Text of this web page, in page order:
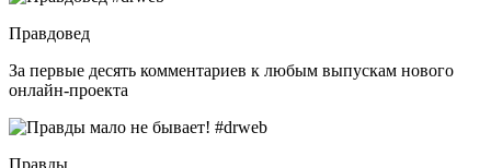
Правдовед
За первые десять комментариев к любым выпускам нового
онлайн-проекта
Правды